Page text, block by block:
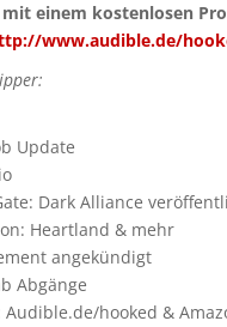
einem kostenlosen
www.audible.de/
Update
Dark Alliance
Heartland & mehr
angekündigt
Abgänge
Audible.de/hooked &